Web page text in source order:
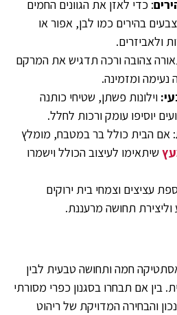
: כדי לאזן את הגוונים החמים
בהירים כמו לבן, אפור או
ולאביזרים.
צהובה ורכה תדגיש את המרקם
נעימה ומזמינה.
וילונות פשתן, שטיחי כותנה
יוסיפו עומק ורכות לחלל.
: אם הבית כולל בר במטבח, מומלץ
שיתאימו לעיצוב הכולל וישמרו
עציצים וצמחי בית ירוקים
תחושה מרעננת.
חמה ותחושה טבעית לבין
בין אם תבחרו בסגנון כפרי מסורתי
והבחירה המדויקת של ריהוט